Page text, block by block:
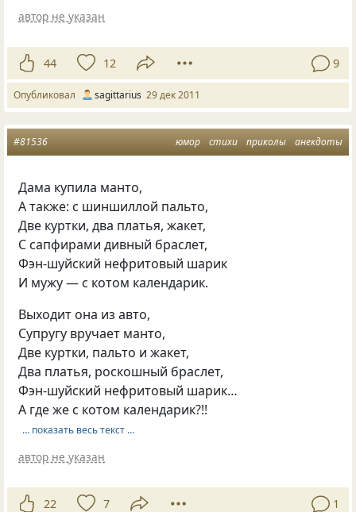
автор не указан
44 12 9
Опубликовал sagittarius 29 дек 2011
юмор стихи приколы анекдоты
#81536
Дама купила манто,
А также: с шиншиллой пальто,
Две куртки, два платья, жакет,
С сапфирами дивный браслет,
Фэн-шуйский нефритовый шарик
И мужу — с котом календарик.
Выходит она из авто,
Супругу вручает манто,
Две куртки, пальто и жакет,
Два платья, роскошный браслет,
Фэн-шуйский нефритовый шарик…
А где же с котом календарик?!!
… показать весь текст …
автор не указан
22 7 1